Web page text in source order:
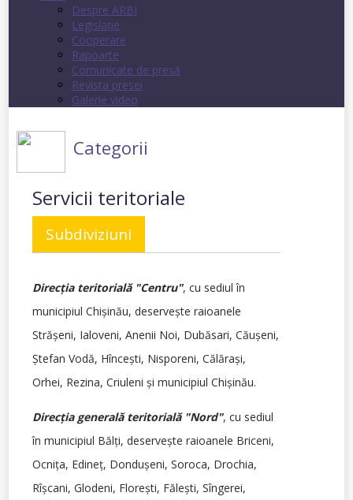
Despre ARBI
Legislație
Cooperare
Rapoarte
Comunicate de presă
Revista presei
Galerie video
Categorii
Servicii teritoriale
Subdiviziuni
Direcţia teritorială "Centru", cu sediul în
municipiul Chişinău, deserveşte raioanele
Străşeni, Ialoveni, Anenii Noi, Dubăsari, Căuşeni,
Ştefan Vodă, Hînceşti, Nisporeni, Călăraşi,
Orhei, Rezina, Criuleni şi municipiul Chişinău.
Direcţia generală teritorială "Nord", cu sediul
în municipiul Bălţi, deserveşte raioanele Briceni,
Ocniţa, Edineţ, Donduşeni, Soroca, Drochia,
Rîşcani, Glodeni, Floreşti, Făleşti, Sîngerei,